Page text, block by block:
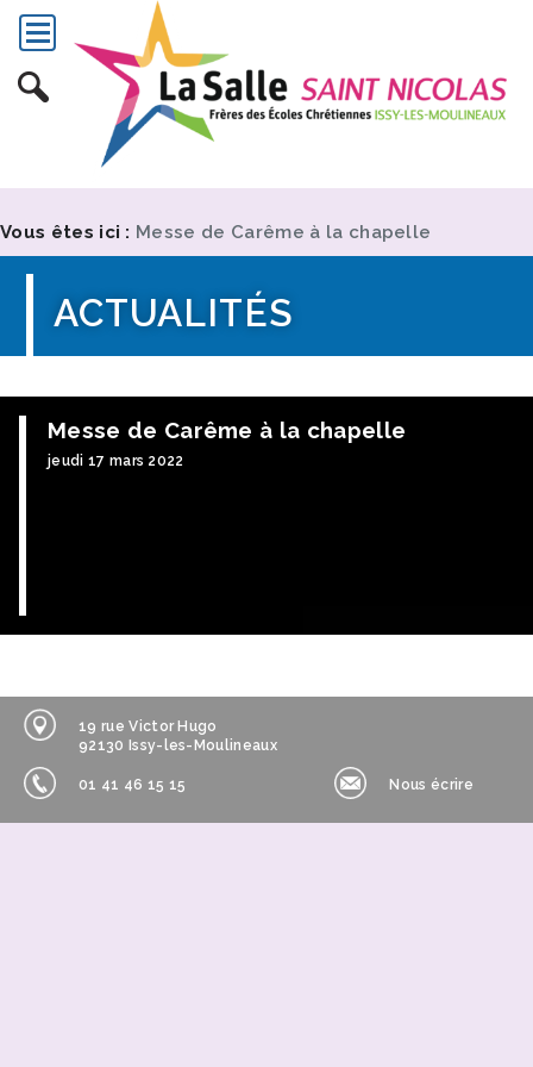
Vous êtes ici : Messe de Carême à la chapelle
ACTUALITÉS
Messe de Carême à la chapelle
jeudi 17 mars 2022
19 rue Victor Hugo
92130 Issy-les-Moulineaux
01 41 46 15 15 Nous écrire